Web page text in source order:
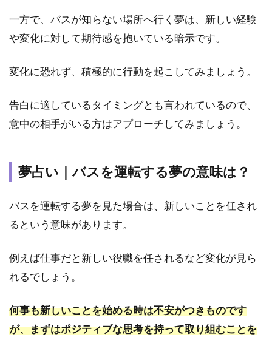
夢は
悪い
意味
か？
バス
に乗
る夢
チュ
いサ
イン
はあ
す
か？
1人で
に乗
一方で、バスが知らない場所へ行く夢は、新しい経験
や変化に対して期待感を抱いている暗示です。
変化に恐れず、積極的に行動を起こしてみましょう。
告白に適しているタイミングとも言われているので、
意中の相手がいる方はアプローチしてみましょう。
夢占い｜バスを運転する夢の意味は？
バスを運転する夢を見た場合は、新しいことを任され
るという意味があります。
例えば仕事だと新しい役職を任されるなど変化が見ら
れるでしょう。
何事も新しいことを始める時は不安がつきものです
が、まずはポジティブな思考を持って取り組むことを